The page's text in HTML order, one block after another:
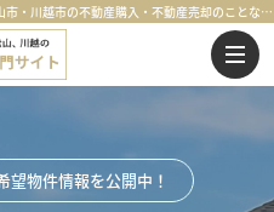
土地｜購入希望者一覧 | 鶴ヶ島市・坂戸市・東松山市・川越市の不動産購入・不動産売却のことならセンチュリー21明和ハウス
望物件情報を公開中！